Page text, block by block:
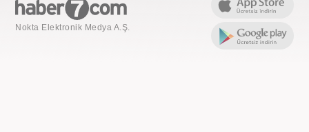
Nokta Elektronik Medya A.Ş.